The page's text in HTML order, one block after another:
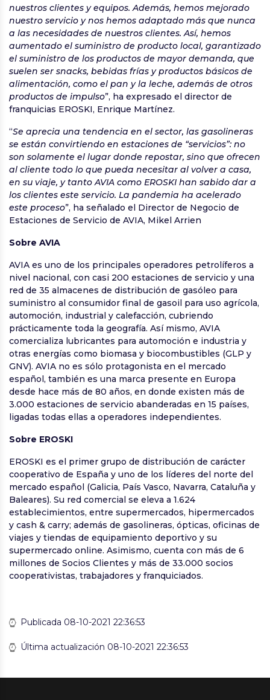
nuestros clientes y equipos. Además, hemos mejorado
nuestro servicio y nos hemos adaptado más que nunca
a las necesidades de nuestros clientes. Así, hemos
aumentado el suministro de producto local, garantizado
el suministro de los productos de mayor demanda, que
suelen ser snacks, bebidas frías y productos básicos de
alimentación, como el pan y la leche, además de otros
productos de impulso”, ha expresado el director de
franquicias EROSKI, Enrique Martínez.
“Se aprecia una tendencia en el sector, las gasolineras
se están convirtiendo en estaciones de “servicios”: no
son solamente el lugar donde repostar, sino que ofrecen
al cliente todo lo que pueda necesitar al volver a casa,
en su viaje, y tanto AVIA como EROSKI han sabido dar a
los clientes este servicio. La pandemia ha acelerado
este proceso”, ha señalado el Director de Negocio de
Estaciones de Servicio de AVIA, Mikel Arrien
Sobre AVIA
AVIA es uno de los principales operadores petrolíferos a
nivel nacional, con casi 200 estaciones de servicio y una
red de 35 almacenes de distribución de gasóleo para
suministro al consumidor final de gasoil para uso agrícola,
automoción, industrial y calefacción, cubriendo
prácticamente toda la geografía. Así mismo, AVIA
comercializa lubricantes para automoción e industria y
otras energías como biomasa y biocombustibles (GLP y
GNV). AVIA no es sólo protagonista en el mercado
español, también es una marca presente en Europa
desde hace más de 80 años, en donde existen más de
3.000 estaciones de servicio abanderadas en 15 países,
ligadas todas ellas a operadores independientes.
Sobre EROSKI
EROSKI es el primer grupo de distribución de carácter
cooperativo de España y uno de los líderes del norte del
mercado español (Galicia, País Vasco, Navarra, Cataluña y
Baleares). Su red comercial se eleva a 1.624
establecimientos, entre supermercados, hipermercados
y cash & carry; además de gasolineras, ópticas, oficinas de
viajes y tiendas de equipamiento deportivo y su
supermercado online. Asimismo, cuenta con más de 6
millones de Socios Clientes y más de 33.000 socios
cooperativistas, trabajadores y franquiciados.
Publicada 08-10-2021 22:36:53
Última actualización 08-10-2021 22:36:53